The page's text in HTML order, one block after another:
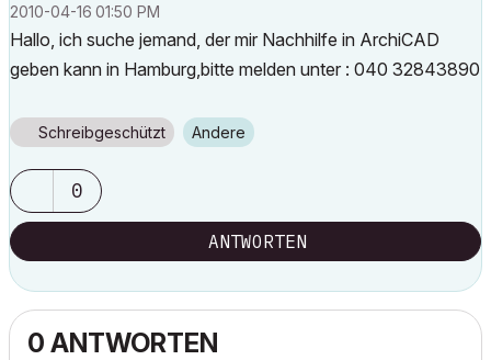
‎2010-04-16 01:50 PM
Hallo, ich suche jemand, der mir Nachhilfe in ArchiCAD
geben kann in Hamburg,bitte melden unter : 040 32843890
Schreibgeschützt Andere
0
ANTWORTEN
0 ANTWORTEN